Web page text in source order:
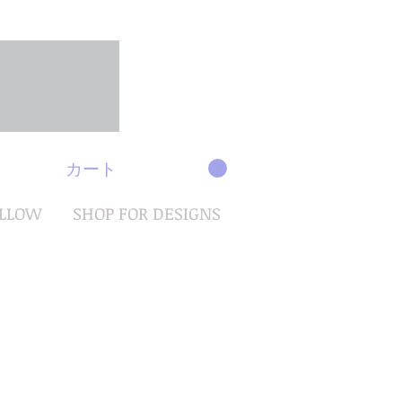
カート
SHOP FOR DESIGNS